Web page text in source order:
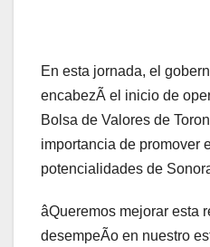
En esta jornada, el
encabezÃ el inicio de
Bolsa de Valores de
importancia de promover
potencialidades de
âQueremos mejorar esta
desempeÃo en nuestro